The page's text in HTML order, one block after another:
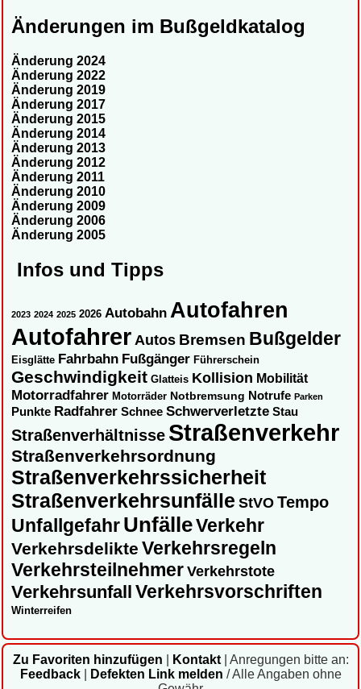
Änderungen im Bußgeldkatalog
Änderung 2024
Änderung 2022
Änderung 2019
Änderung 2017
Änderung 2015
Änderung 2014
Änderung 2013
Änderung 2012
Änderung 2011
Änderung 2010
Änderung 2009
Änderung 2006
Änderung 2005
Infos und Tipps
2023 2024 2025 2026 Autobahn Autofahren
Autofahrer Autos Bremsen Bußgelder
Eisglätte Fahrbahn Fußgänger Führerschein
Geschwindigkeit Glatteis Kollision Mobilität
Motorradfahrer Motorräder Notbremsung Notrufe Parken
Punkte Radfahrer Schnee Schwerverletzte Stau
Straßenverhältnisse Straßenverkehr
Straßenverkehrsordnung
Straßenverkehrssicherheit
Straßenverkehrsunfälle StVOTempo
UnfallgefahrUnfälleVerkehr
Verkehrsdelikte Verkehrsregeln
Verkehrsteilnehmer Verkehrstote
Verkehrsunfall Verkehrsvorschriften
Winterreifen
Zu Favoriten hinzufügen Kontakt| Anregungen bitte an:
Feedback| Defekten Link melden / Alle Angaben ohne